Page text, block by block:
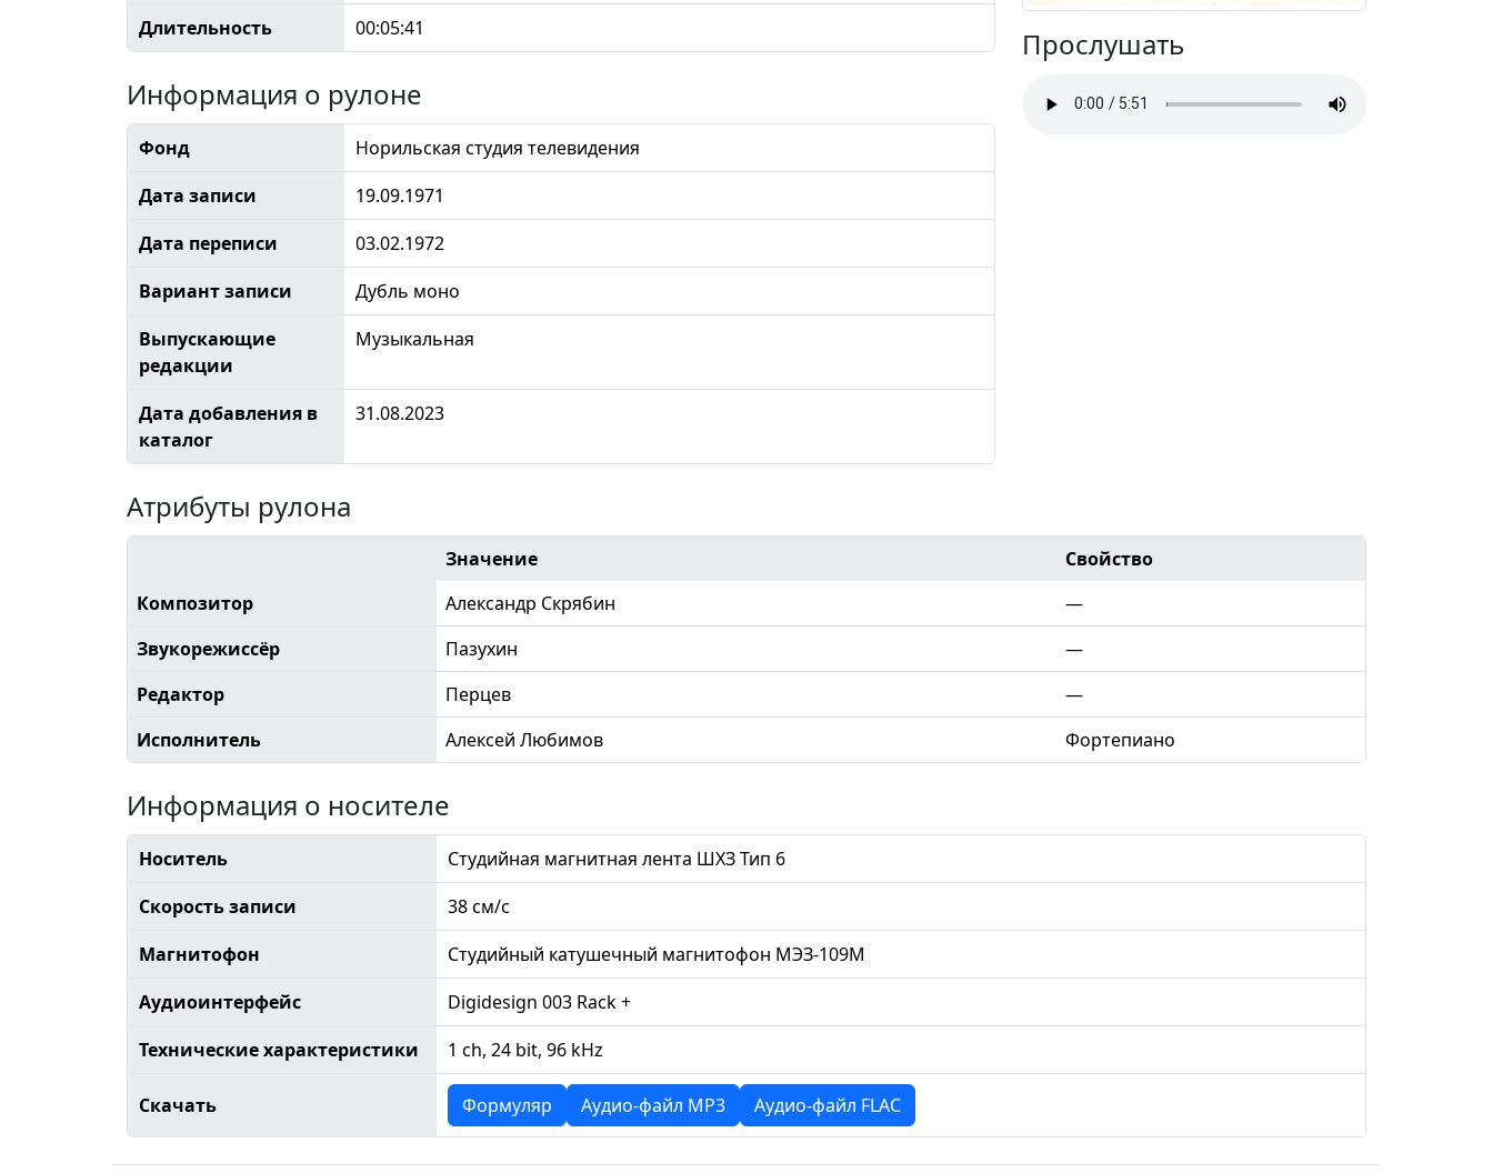
Прослушать
Длительность
00:05:41
Информация о рулоне
Фонд
Норильская студия телевидения
Дата записи
19.09.1971
Дата переписи
03.02.1972
Вариант записи
Дубль моно
Выпускающие
редакции
Музыкальная
Дата добавления в
каталог
31.08.2023
Атрибуты рулона
Значение
Свойство
Композитор
Александр Скрябин
—
Звукорежиссёр
Пазухин
—
Редактор
Перцев
—
Исполнитель
Алексей Любимов Фортепиано
Информация о носителе
Носитель
Студийная магнитная лента ШХЗ Тип 6
Скорость записи
38 см/с
Магнитофон
Студийный катушечный магнитофон МЭЗ-109М
Аудиоинтерфейс
Digidesign 003 Rack +
Технические характеристики
1 ch, 24 bit, 96 kHz
Скачать Формуляр Аудио-файл MP3 Аудио-файл FLAC